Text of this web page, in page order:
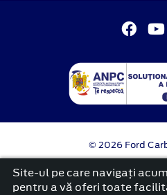
© 2026 Ford
Politica
Site-ul pe care navigați
pentru a vă oferi toate